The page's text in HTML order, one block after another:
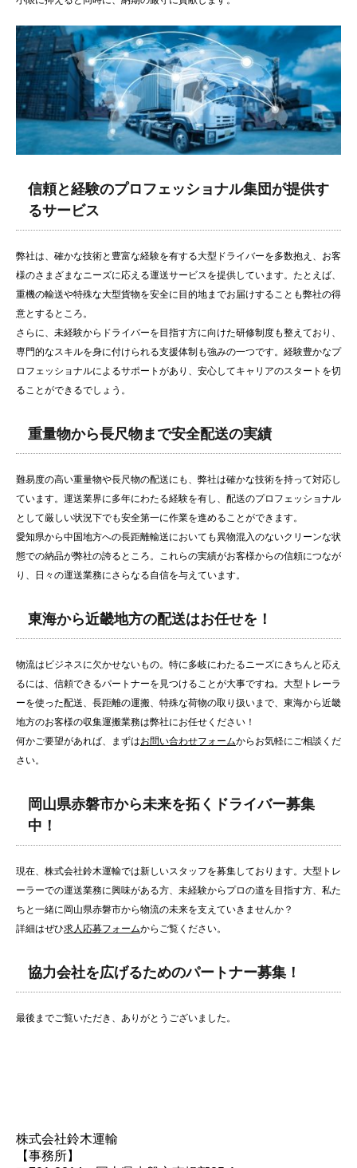
信頼と経験のプロフェッショナル集団が提供す
るサービス
弊社は、確かな技術と豊富な経験を有する大型ドライバーを多数抱え、お客
様のさまざまなニーズに応える運送サービスを提供しています。たとえば、
重機の輸送や特殊な大型貨物を安全に目的地までお届けすることも弊社の得
意とするところ。
さらに、未経験からドライバーを目指す方に向けた研修制度も整えており、
専門的なスキルを身に付けられる支援体制も強みの一つです。経験豊かなプ
ロフェッショナルによるサポートがあり、安心してキャリアのスタートを切
ることができるでしょう。
重量物から長尺物まで安全配送の実績
難易度の高い重量物や長尺物の配送にも、弊社は確かな技術を持って対応し
ています。運送業界に多年にわたる経験を有し、配送のプロフェッショナル
として厳しい状況下でも安全第一に作業を進めることができます。
愛知県から中国地方への長距離輸送においても異物混入のないクリーンな状
態での納品が弊社の誇るところ。これらの実績がお客様からの信頼につなが
り、日々の運送業務にさらなる自信を与えています。
東海から近畿地方の配送はお任せを！
物流はビジネスに欠かせないもの。特に多岐にわたるニーズにきちんと応え
るには、信頼できるパートナーを見つけることが大事ですね。大型トレーラ
ーを使った配送、長距離の運搬、特殊な荷物の取り扱いまで、東海から近畿
地方のお客様の収集運搬業務は弊社にお任せください！
何かご要望があれば、まずはお問い合わせフォームからお気軽にご相談くだ
さい。
岡山県赤磐市から未来を拓くドライバー募集
中！
現在、株式会社鈴木運輸では新しいスタッフを募集しております。大型トレ
ーラーでの運送業務に興味がある方、未経験からプロの道を目指す方、私た
ちと一緒に岡山県赤磐市から物流の未来を支えていきませんか？
詳細はぜひ求人応募フォームからご覧ください。
協力会社を広げるためのパートナー募集！
最後までご覧いただき、ありがとうございました。
株式会社鈴木運輸
【事務所】